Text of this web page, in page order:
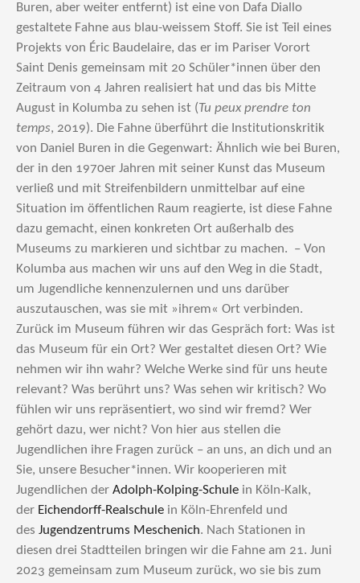
Buren, aber weiter entfernt) ist eine von Dafa Diallo
gestaltete Fahne aus blau-weissem Stoff. Sie ist Teil eines
Projekts von Éric Baudelaire, das er im Pariser Vorort
Saint Denis gemeinsam mit 20 Schüler*innen über den
Zeitraum von 4 Jahren realisiert hat und das bis Mitte
August in Kolumba zu sehen ist (Tu peux prendre ton
temps, 2019). Die Fahne überführt die Institutionskritik
von Daniel Buren in die Gegenwart: Ähnlich wie bei Buren,
der in den 1970er Jahren mit seiner Kunst das Museum
verließ und mit Streifenbildern unmittelbar auf eine
Situation im öffentlichen Raum reagierte, ist diese Fahne
dazu gemacht, einen konkreten Ort außerhalb des
Museums zu markieren und sichtbar zu machen. – Von
Kolumba aus machen wir uns auf den Weg in die Stadt,
um Jugendliche kennenzulernen und uns darüber
auszutauschen, was sie mit »ihrem« Ort verbinden.
Zurück im Museum führen wir das Gespräch fort: Was ist
das Museum für ein Ort? Wer gestaltet diesen Ort? Wie
nehmen wir ihn wahr? Welche Werke sind für uns heute
relevant? Was berührt uns? Was sehen wir kritisch? Wo
fühlen wir uns repräsentiert, wo sind wir fremd? Wer
gehört dazu, wer nicht? Von hier aus stellen die
Jugendlichen ihre Fragen zurück – an uns, an dich und an
Sie, unsere Besucher*innen. Wir kooperieren mit
Jugendlichen der Adolph-Kolping-Schule in Köln-Kalk,
der Eichendorff-Realschule in Köln-Ehrenfeld und
des Jugendzentrums Meschenich. Nach Stationen in
diesen drei Stadtteilen bringen wir die Fahne am 21. Juni
2023 gemeinsam zum Museum zurück, wo sie bis zum